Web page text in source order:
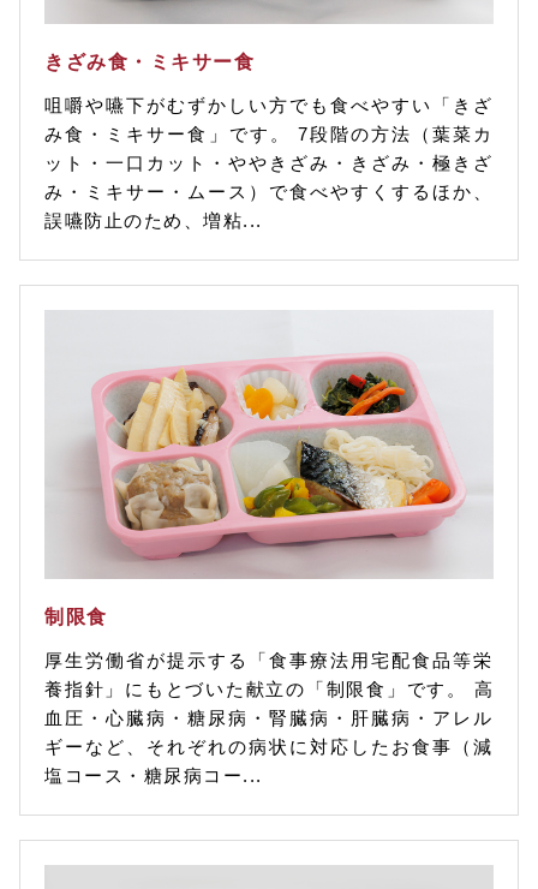
きざみ食・ミキサー食
咀嚼や嚥下がむずかしい方でも食べやすい「きざ
み食・ミキサー食」です。 7段階の方法（葉菜カ
ット・一口カット・ややきざみ・きざみ・極きざ
み・ミキサー・ムース）で食べやすくするほか、
誤嚥防止のため、増粘...
制限食
厚生労働省が提示する「食事療法用宅配食品等栄
養指針」にもとづいた献立の「制限食」です。 高
血圧・心臓病・糖尿病・腎臓病・肝臓病・アレル
ギーなど、それぞれの病状に対応したお食事（減
塩コース・糖尿病コー...